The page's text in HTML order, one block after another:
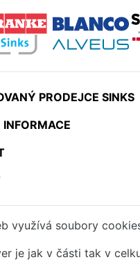
PRODEJCE SINKS
využívá soubory
je jak v části tak v